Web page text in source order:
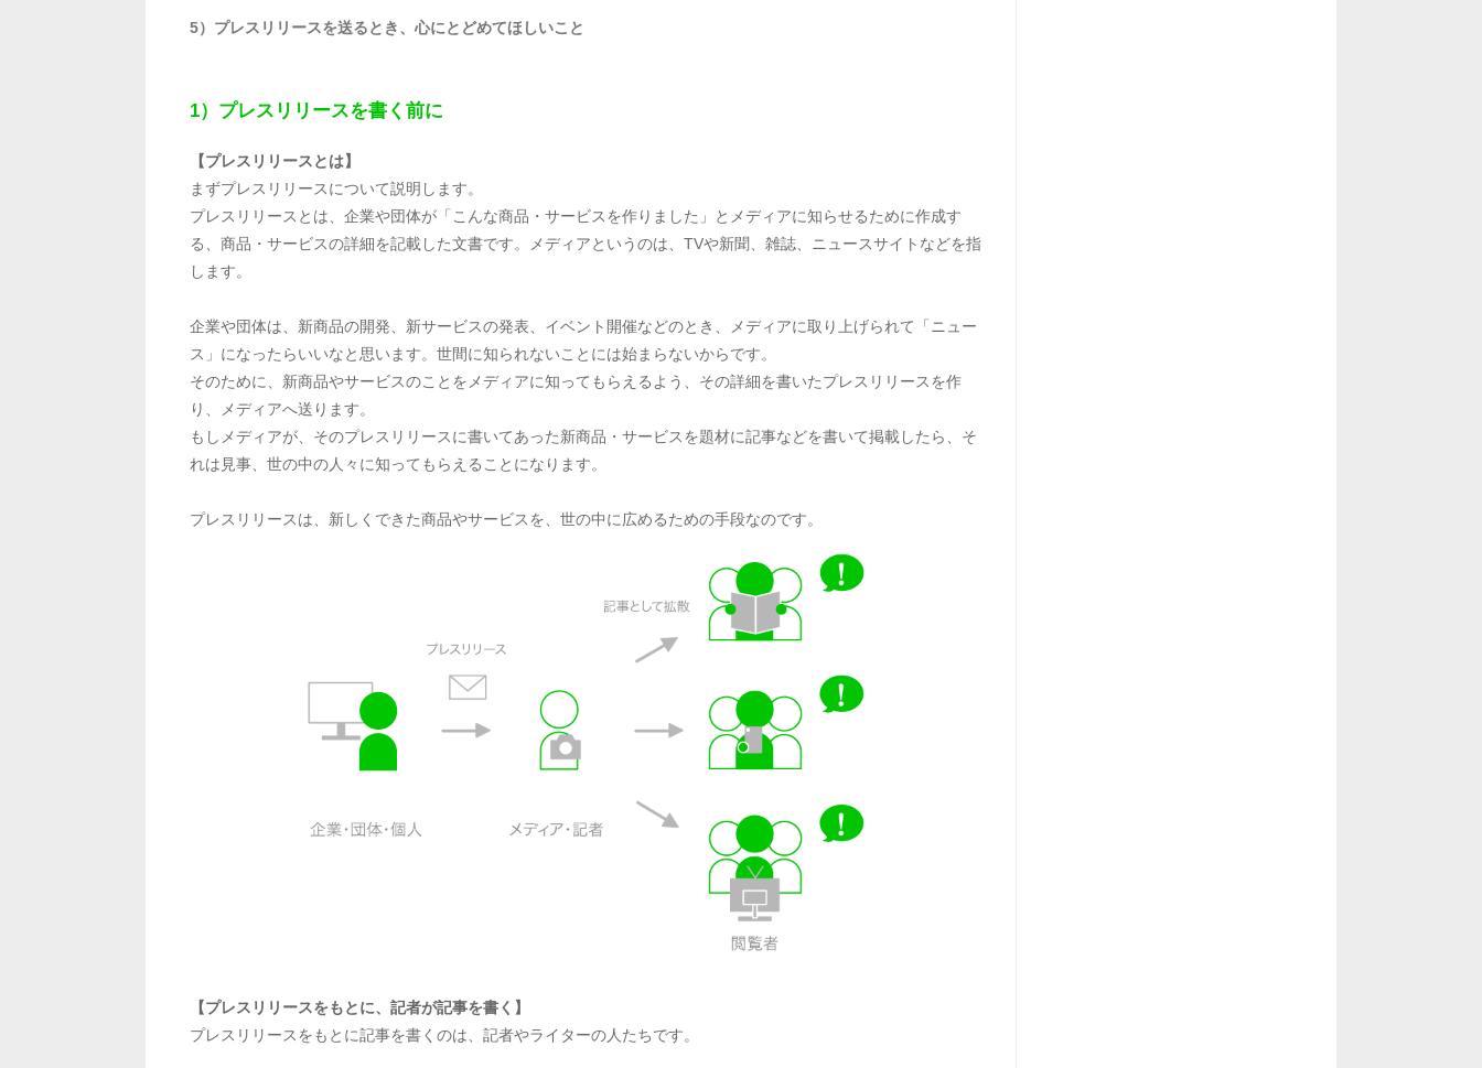
5）プレスリリースを送るとき、心にとどめてほしいこと
1）プレスリリースを書く前に
【プレスリリースとは】
まずプレスリリースについて説明します。
プレスリリースとは、企業や団体が「こんな商品・サービスを作りました」とメディアに知らせるために作成す
る、商品・サービスの詳細を記載した文書です。メディアというのは、TVや新聞、雑誌、ニュースサイトなどを指
します。
企業や団体は、新商品の開発、新サービスの発表、イベント開催などのとき、メディアに取り上げられて「ニュー
ス」になったらいいなと思います。世間に知られないことには始まらないからです。
そのために、新商品やサービスのことをメディアに知ってもらえるよう、その詳細を書いたプレスリリースを作
り、メディアへ送ります。
もしメディアが、そのプレスリリースに書いてあった新商品・サービスを題材に記事などを書いて掲載したら、そ
れは見事、世の中の人々に知ってもらえることになります。
プレスリリースは、新しくできた商品やサービスを、世の中に広めるための手段なのです。
【プレスリリースをもとに、記者が記事を書く】
プレスリリースをもとに記事を書くのは、記者やライターの人たちです。